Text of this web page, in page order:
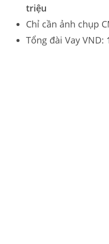
triệu
Chỉ cần ảnh chụp
Tổng đài Vay VND: